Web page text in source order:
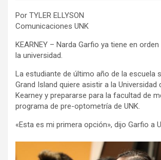
Por TYLER ELLYSON
Comunicaciones UNK
KEARNEY – Narda Garfio ya tiene en
la universidad.
La estudiante de último año de la escuela
Grand Island quiere asistir a la Universidad
Kearney y prepararse para la facultad de
programa de pre-optometría de UNK.
«Esta es mi primera opción», dijo Garfio a